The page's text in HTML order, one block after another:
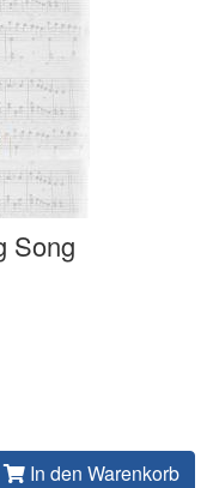
Song
In den Warenkorb